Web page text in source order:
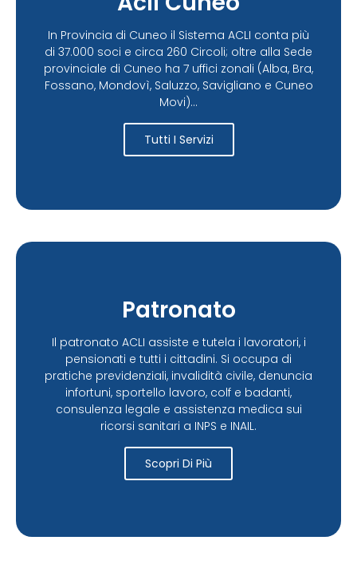
In Provincia di Cuneo il Sistema ACLI conta più
di 37.000 soci e circa 260 Circoli; oltre alla Sede
provinciale di Cuneo ha 7 uffici zonali (Alba, Bra,
Fossano, Mondovì, Saluzzo, Savigliano e Cuneo
Movi)...
Tutti I Servizi
Patronato
Il patronato ACLI assiste e tutela i lavoratori, i
pensionati e tutti i cittadini. Si occupa di
pratiche previdenziali, invalidità civile, denuncia
infortuni, sportello lavoro, colf e badanti,
consulenza legale e assistenza medica sui
ricorsi sanitari a INPS e INAIL.
Scopri Di Più